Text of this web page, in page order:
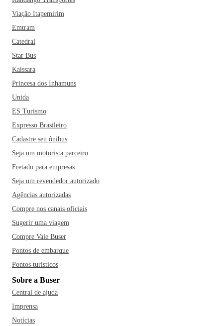
Viação Itapemirim
Emtram
Catedral
Star Bus
Kaissara
Princesa dos Inhamuns
Unida
ES Turismo
Expresso Brasileiro
Cadastre seu ônibus
Seja um motorista parceiro
Fretado para empresas
Seja um revendedor autorizado
Agências autorizadas
Compre nos canais oficiais
Sugerir uma viagem
Compre Vale Buser
Pontos de embarque
Pontos turísticos
Sobre a Buser
Central de ajuda
Imprensa
Notícias